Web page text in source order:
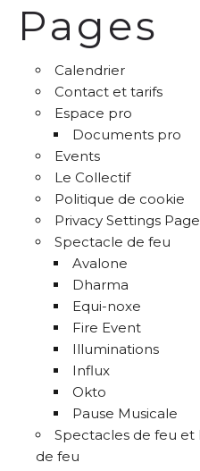
Pages
Calendrier
Contact et tarifs
Espace pro
Documents pro
Events
Le Collectif
Politique de cookie
Privacy Settings Page
Spectacle de feu
Avalone
Dharma
Equi-noxe
Fire Event
Illuminations
Influx
Okto
Pause Musicale
Spectacles de feu et
de feu